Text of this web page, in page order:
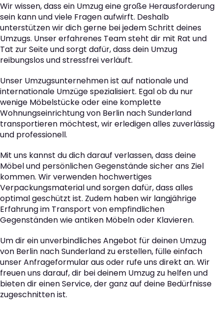
Wir wissen, dass ein Umzug eine große Herausforderung
sein kann und viele Fragen aufwirft. Deshalb
unterstützen wir dich gerne bei jedem Schritt deines
Umzugs. Unser erfahrenes Team steht dir mit Rat und
Tat zur Seite und sorgt dafür, dass dein Umzug
reibungslos und stressfrei verläuft.
Unser Umzugsunternehmen ist auf nationale und
internationale Umzüge spezialisiert. Egal ob du nur
wenige Möbelstücke oder eine komplette
Wohnungseinrichtung von Berlin nach Sunderland
transportieren möchtest, wir erledigen alles zuverlässig
und professionell.
Mit uns kannst du dich darauf verlassen, dass deine
Möbel und persönlichen Gegenstände sicher ans Ziel
kommen. Wir verwenden hochwertiges
Verpackungsmaterial und sorgen dafür, dass alles
optimal geschützt ist. Zudem haben wir langjährige
Erfahrung im Transport von empfindlichen
Gegenständen wie antiken Möbeln oder Klavieren.
Um dir ein unverbindliches Angebot für deinen Umzug
von Berlin nach Sunderland zu erstellen, fülle einfach
unser Anfrageformular aus oder rufe uns direkt an. Wir
freuen uns darauf, dir bei deinem Umzug zu helfen und
bieten dir einen Service, der ganz auf deine Bedürfnisse
zugeschnitten ist.